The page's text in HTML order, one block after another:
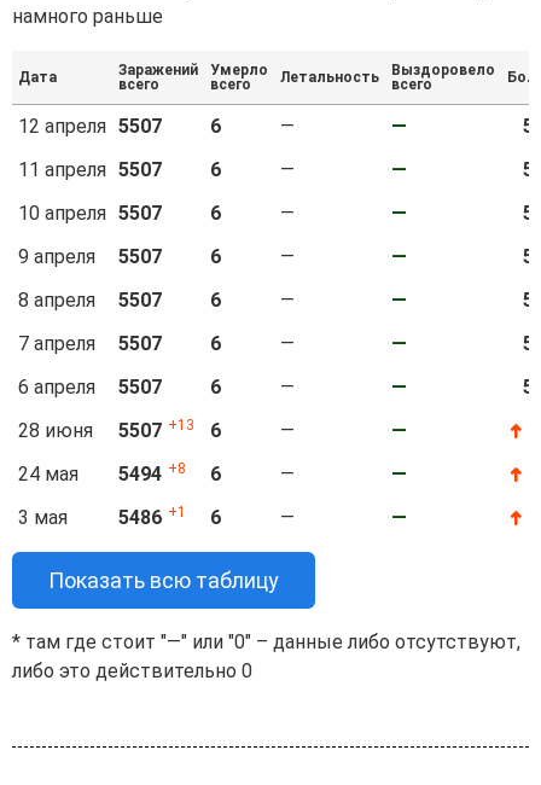
намного раньше
Дата
Заражений
всего
Умерло
всего
Летальность
Выздоровело
всего
12 апреля 5507 6 — —
11 апреля 5507 6 — —
10 апреля 5507 6 — —
9 апреля
5507 6 — —
8 апреля
5507 6 — —
7 апреля
5507 6 — —
6 апреля
5507 6 — —
28 июня
5507 13 6 — — ➜
24 мая
5494 8 6 — — ➜
3 мая
5486 1 6 — — ➜
Показать всю таблицу
* там где стоит "—" или "0" – данные либо отсутствуют,
либо это действительно 0